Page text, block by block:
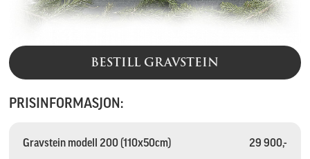
BESTILL GRAVSTEIN
PRISINFORMASJON:
Gravstein modell 200 (110x50cm) 29 900,-